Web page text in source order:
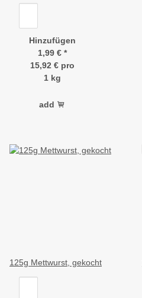
Hinzufügen
1,99 € *
15,92 € pro
1 kg
add
125g Mettwurst, gekocht